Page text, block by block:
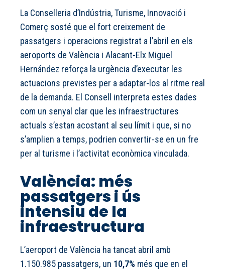
La Conselleria d’Indústria, Turisme, Innovació i
Comerç sosté que el fort creixement de
passatgers i operacions registrat a l’abril en els
aeroports de València i Alacant-Elx Miguel
Hernández reforça la urgència d’executar les
actuacions previstes per a adaptar-los al ritme real
de la demanda. El Consell interpreta estes dades
com un senyal clar que les infraestructures
actuals s’estan acostant al seu límit i que, si no
s’amplien a temps, podrien convertir-se en un fre
per al turisme i l’activitat econòmica vinculada.
València: més
passatgers i ús
intensiu de la
infraestructura
L’aeroport de València ha tancat abril amb
1.150.985 passatgers, un 10,7% més que en el